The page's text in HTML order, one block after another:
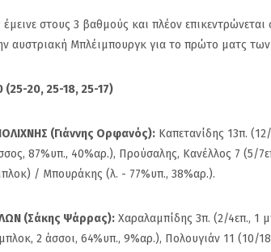
στους 3 βαθμούς και πλέον
αυστριακή Μπλέιμπουργκ για το πρώτο ματς των
(25-20, 25-18, 25-17)
(Γιάννης Ορφανός): Καπετανίδης 13π.
87%υπ., 40%αρ.), Προύσαλης, Κανέλλος 7 (5/
/ Μπουράκης (λ. - 77%υπ., 38%αρ.).
(Σάκης Ψάρρας): Χαραλαμπίδης 3π. (2/4επ., 1
2 άσσοι, 64%υπ., 9%αρ.), Πολουγιάν 11 (10/
απάντηση του Κώστα
Ρούπτσου στον ΠΣΑΠΠ